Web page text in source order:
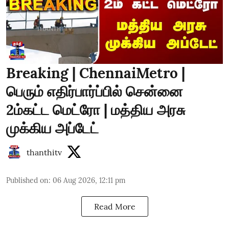
Breaking | ChennaiMetro |
பெரும் எதிர்பார்ப்பில் சென்னை
2ம்கட்ட மெட்ரோ | மத்திய அரசு
முக்கிய அப்டேட்
thanthitv
Published on: 06 Aug 2026, 12:11 pm
Read More